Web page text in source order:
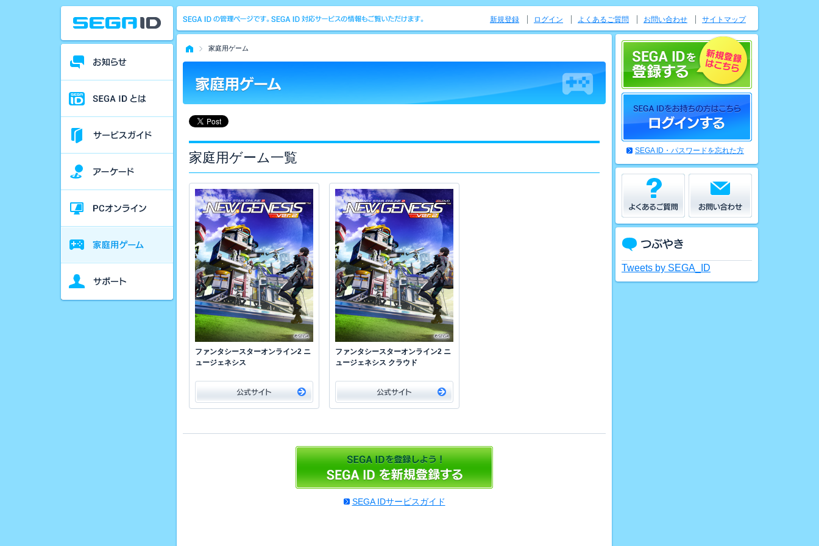
家庭用ゲーム
家庭用ゲーム一覧
ファンタシースターオンライン2 ニ
ュージェネシス
ファンタシースターオンライン2 ニ
ュージェネシス クラウド
SEGA IDサービスガイド
SEGA ID・パスワードを忘れた方
Tweets by SEGA_ID
新規登録 ログイン よくあるご質問 お問い合わせ サイトマップ